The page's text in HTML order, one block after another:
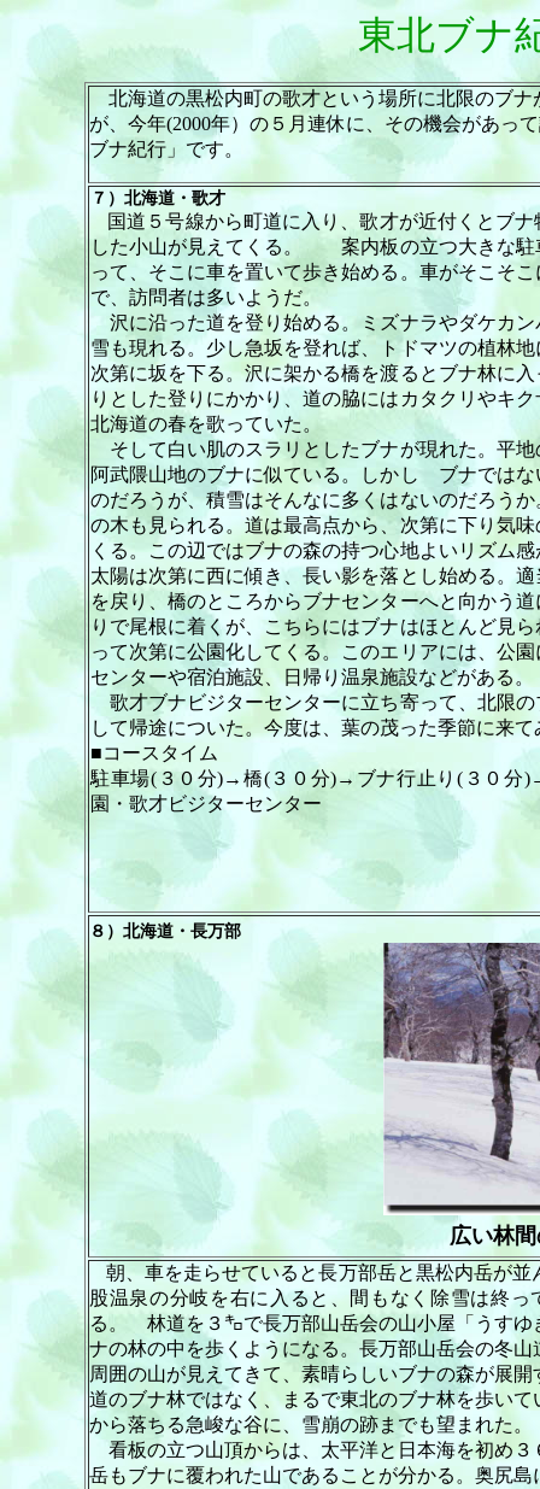
東北ブナ
北海道の黒松内町の歌才という場所に北限のブ
が、今年(2000年）の５月連休に、その機会があっ
ブナ紀行」です。
７） 北海道・歌才
国道５号線から町道に入り、歌才が近付くとブ
した小山が見えてくる。 案内板の立つ大きな駐
って、そこに車を置いて歩き始める。車がそこそ
で、訪問者は多いようだ。
沢に沿った道を登り始める。ミズナラやダケカン
雪も現れる。少し急坂を登れば、トドマツの植林
次第に坂を下る。沢に架かる橋を渡るとブナ林に
りとした登りにかかり、道の脇にはカタクリやキ
北海道の春を歌っていた。
そして白い肌のスラリとしたブナが現れた。平地
阿武隈山地のブナに似ている。しかし ブナではな
のだろうが、積雪はそんなに多くはないのだろう
の木も見られる。道は最高点から、次第に下り気
くる。この辺ではブナの森の持つ心地よいリズム
太陽は次第に西に傾き、長い影を落とし始める。
を戻り、橋のところからブナセンターへと向かう
りで尾根に着くが、こちらにはブナはほとんど見
って次第に公園化してくる。このエリアには、公
センターや宿泊施設、日帰り温泉施設などがある。
歌才ブナビジターセンターに立ち寄って、北限の
して帰途についた。今度は、葉の茂った季節に来
■コースタイム
駐車場(３０分)→橋(３０分)→ブナ行止り(３０分
園・歌才ビジターセンター
８） 北海道・長万部
広い林
朝、車を走らせていると長万部岳と黒松内岳が
股温泉の分岐を右に入ると、間もなく除雪は終
る。 林道を３㌔で長万部山岳会の山小屋「うす
ナの林の中を歩くようになる。長万部山岳会の冬
周囲の山が見えてきて、素晴らしいブナの森が展
道のブナ林ではなく、まるで東北のブナ林を歩い
から落ちる急峻な谷に、雪崩の跡までも望まれた。
看板の立つ山頂からは、太平洋と日本海を初め
岳もブナに覆われた山であることが分かる。奥尻